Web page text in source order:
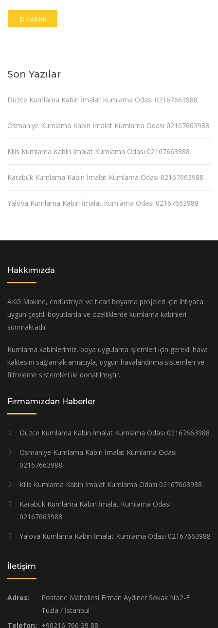
DEVAMI
Son Yazılar
Düzce Kumlama Kabin İmalat Kumlama Odası 02167663988
Osmaniye Kumlama Kabin İmalat Kumlama Odası 02167663988
Kilis Kumlama Kabin İmalat Kumlama Odası 02167663988
Karabük Kumlama Kabin İmalat Kumlama Odası 02167663988
Yalova Kumlama Kabin İmalat Kumlama Odası 02167663988
Hakkımızda
AKG Makine, endüstriyel ve ticari boyama projeleri için ihtiyaca
uygun çeşitli boyutlarda ve özelliklerde kumlama kabinleri
sunmaktadır.
Kumlama kabinlerimiz, boya uygulama işlemleri için gerekli hava
kalitesini sağlamak amacıyla, uygun havalandırma sistemleri ve
filtreleme sistemleri ile donatılmıştır.
Firmamızdan Haberler
Düzce Kumlama Kabin İmalat Kumlama Odası 02167663988
Osmaniye Kumlama Kabin İmalat Kumlama Odası
02167663988
Kilis Kumlama Kabin İmalat Kumlama Odası 02167663988
Karabük Kumlama Kabin İmalat Kumlama Odası
02167663988
Yalova Kumlama Kabin İmalat Kumlama Odası 02167663988
İletişim
Adres:
Postane Mahallesi Erman Aydıner Sokak No2-E
Tuzla / İstanbul
Telefon: +90216 766 39 88